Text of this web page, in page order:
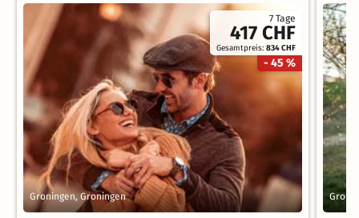
7 Tage
417 CHF
Gesamtpreis:834 CHF
- 45 %
Groningen, Groningen